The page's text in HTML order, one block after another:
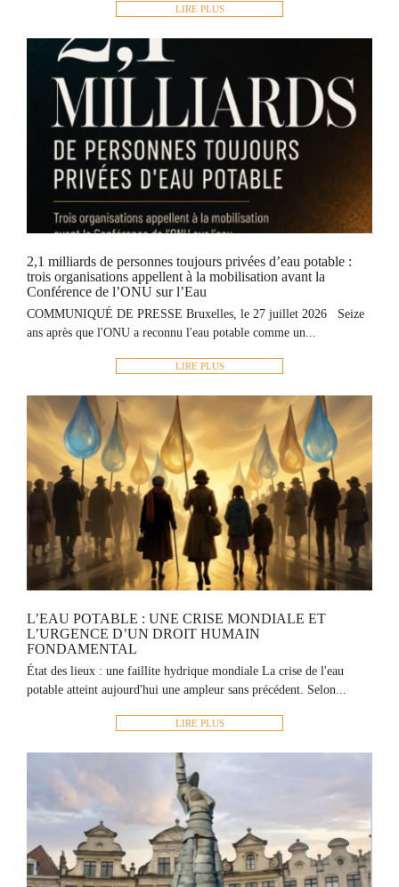
LIRE PLUS
2,1 milliards de personnes toujours privées d’eau potable :
trois organisations appellent à la mobilisation avant la
Conférence de l’ONU sur l’Eau
COMMUNIQUÉ DE PRESSE Bruxelles, le 27 juillet 2026 Seize
ans après que l'ONU a reconnu l'eau potable comme un...
LIRE PLUS
L’EAU POTABLE : UNE CRISE MONDIALE ET
L’URGENCE D’UN DROIT HUMAIN
FONDAMENTAL
État des lieux : une faillite hydrique mondiale La crise de l'eau
potable atteint aujourd'hui une ampleur sans précédent. Selon...
LIRE PLUS